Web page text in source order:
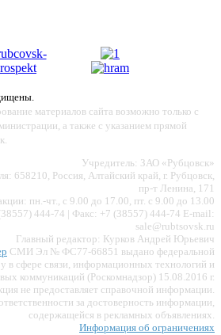
материалов сайта возможно только с
а также с указанием прямой
Учредитель: ЗАО «Рубцовск»
658210, Россия, Алтайский край, г. Рубцовск,
пр-т Ленина, 171
пн.-чт., с 9.00 до 17.00, пт. с 9.00 до 13.00
444-74 | Факс: +7 (38557) 444-74 E-mail:
sale@rubtsovsk.ru
Главный редактор: Курков Андрей Юрьевич
СМИ Эл № ФС77-66851 выдано федеральной
в сфере связи, информационных технологий и
коммуникаций (Роскомнадзор) 15.08.2016 г.
не предоставляет справочной информации.
за достоверность информации,
содержащейся в рекламных объявлениях.
Информация об ограничениях